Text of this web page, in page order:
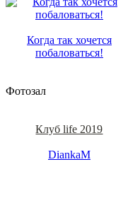
Когда так хочется
побаловаться!
Фотозал
Клуб life 2019
DiankaM